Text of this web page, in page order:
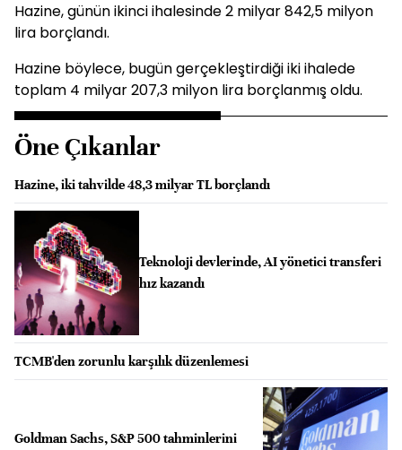
Hazine, günün ikinci ihalesinde 2 milyar 842,5 milyon
lira borçlandı.
Hazine böylece, bugün gerçekleştirdiği iki ihalede
toplam 4 milyar 207,3 milyon lira borçlanmış oldu.
Öne Çıkanlar
Hazine, iki tahvilde 48,3 milyar TL borçlandı
Teknoloji devlerinde, AI yönetici transferi
hız kazandı
TCMB'den zorunlu karşılık düzenlemesi
Goldman Sachs, S&P 500 tahminlerini